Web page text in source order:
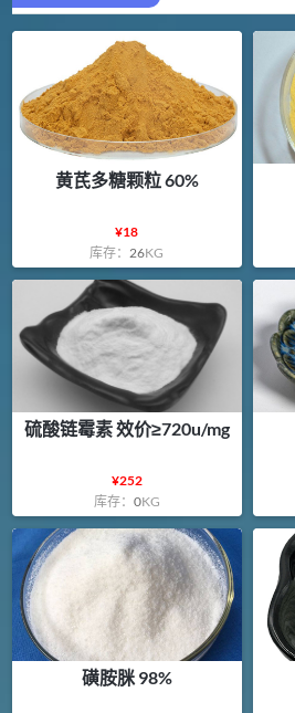
黄芪多糖颗粒 60%
¥18
库存：26KG
硫酸链霉素 效价≥720u/mg
¥252
库存： 0KG
磺胺脒 98%